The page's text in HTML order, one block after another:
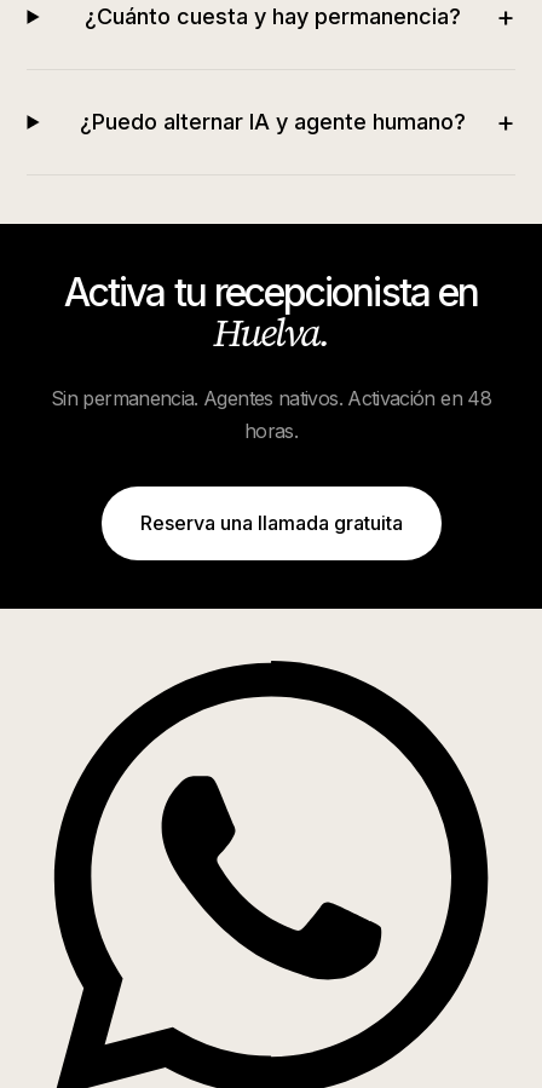
¿Cuánto cuesta y hay permanencia? +
¿Puedo alternar IA y agente humano? +
Activa tu recepcionista en
Huelva.
Sin permanencia. Agentes nativos. Activación en 48
horas.
Reserva una llamada gratuita